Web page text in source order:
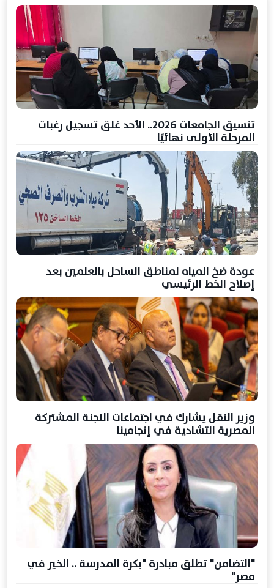
تنسيق الجامعات 2026.. الأحد غلق تسجيل رغبات
المرحلة الأولى نهائيًا
عودة ضخ المياه لمناطق الساحل بالعلمين بعد
إصلاح الخط الرئيسي
وزير النقل يشارك في اجتماعات اللجنة المشتركة
المصرية التشادية في إنجامينا
"التضامن" تطلق مبادرة "بكرة المدرسة .. الخير في
مصر"